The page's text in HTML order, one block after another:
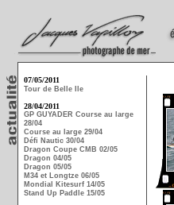
07/05/2011
Tour de Belle Ile
28/04/2011
GP GUYADER Course au large
28/04
Course au large 29/04
Défi Nautic 30/04
Dragon Coupe CMB 02/05
Dragon 04/05
Dragon 05/05
M34 et Longtze 06/05
Mondial Kitesurf 14/05
Stand Up Paddle 15/05